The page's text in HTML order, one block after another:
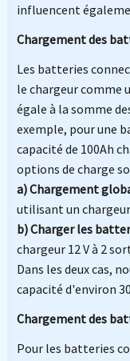
influencent
Chargement des
Les batteries
le chargeur comme
égale à la somme
exemple, pour une
capacité de 100Ah
options de charge
a) Chargement
utilisant un
b) Charger les
chargeur 12 V à 2
Dans les deux cas,
capacité d'environ
Chargement des
Pour les batteries